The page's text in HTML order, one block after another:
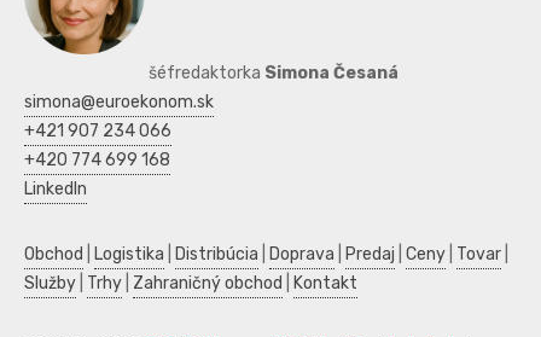
šéfredaktorka Simona Česaná
simona@euroekonom.sk
+421 907 234 066
+420 774 699 168
LinkedIn
Obchod Logistika Distribúcia Doprava Predaj Ceny Tovar
Služby Trhy Zahraničný obchod Kontakt